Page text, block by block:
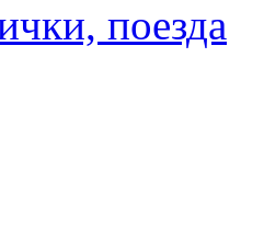
поезда